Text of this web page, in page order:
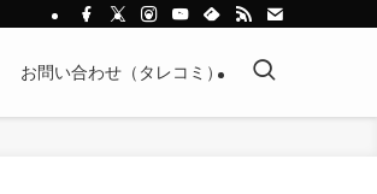
お問い合わせ（タレコミ）